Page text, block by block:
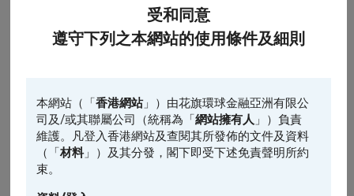
受和同意
遵守下列之本網站的使用條件及細則
本網站（「香港網站」）由花旗環球金融亞洲有限公
司及/或其聯屬公司（統稱為「網站擁有人 」）負責
維護。凡登入香港網站及查閱其所發佈的文件及資料
（「材料」）及其分發，閣下即受下述免責聲明所約
束。
棒型圖
技術分析
請選擇
輔助圖表
請選擇
132
134
136